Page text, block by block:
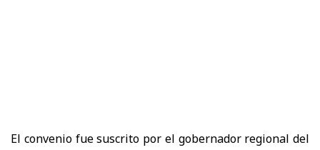
El convenio fue suscrito por el gobernador regional del